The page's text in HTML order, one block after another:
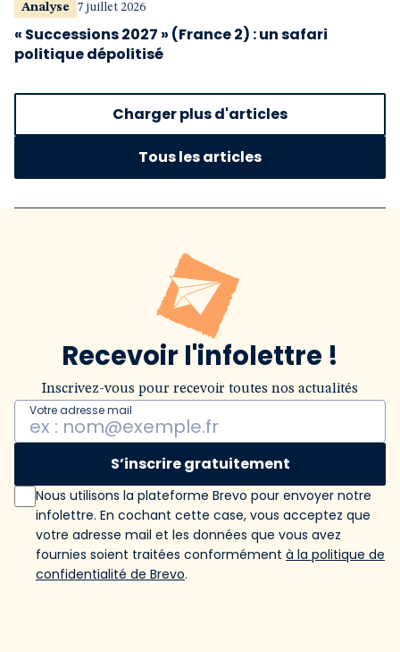
Analyse 7 juillet 2026
« Successions 2027 » (France 2) : un safari
politique dépolitisé
Charger plus d'articles
Tous les articles
Recevoir l'infolettre !
Inscrivez-vous pour recevoir toutes nos actualités
Votre adresse mail
S’inscrire gratuitement
Nous utilisons la plateforme Brevo pour envoyer notre
infolettre. En cochant cette case, vous acceptez que
votre adresse mail et les données que vous avez
fournies soient traitées conformément à la politique de
confidentialité de Brevo.